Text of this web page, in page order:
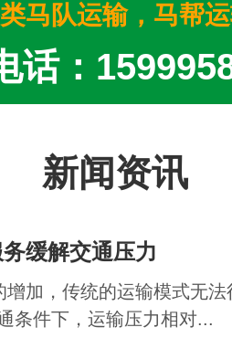
马队运输，马帮
话：
新闻资讯
缓解交通压力
加，传统的运输模式无
条件下，运输压力相对...